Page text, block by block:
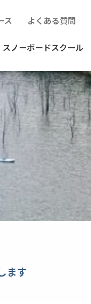
スノーボードスクール
ス よくある質問
ます